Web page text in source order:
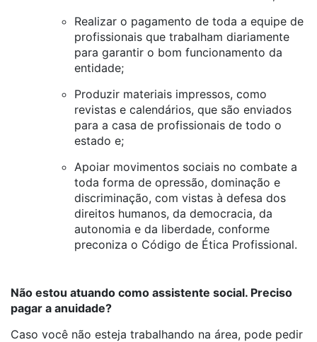
Realizar o pagamento de toda a equipe de
profissionais que trabalham diariamente
para garantir o bom funcionamento da
entidade;
Produzir materiais impressos, como
revistas e calendários, que são enviados
para a casa de profissionais de todo o
estado e;
Apoiar movimentos sociais no combate a
toda forma de opressão, dominação e
discriminação, com vistas à defesa dos
direitos humanos, da democracia, da
autonomia e da liberdade, conforme
preconiza o Código de Ética Profissional.
Não estou atuando como assistente social. Preciso
pagar a anuidade?
Caso você não esteja trabalhando na área, pode pedir